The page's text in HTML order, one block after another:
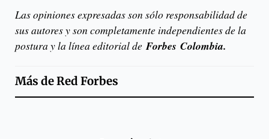
Las opiniones expresadas son sólo responsabilidad de
sus autores y son completamente independientes de la
postura y la línea editorial deForbes Colombia.
Más deRed Forbes